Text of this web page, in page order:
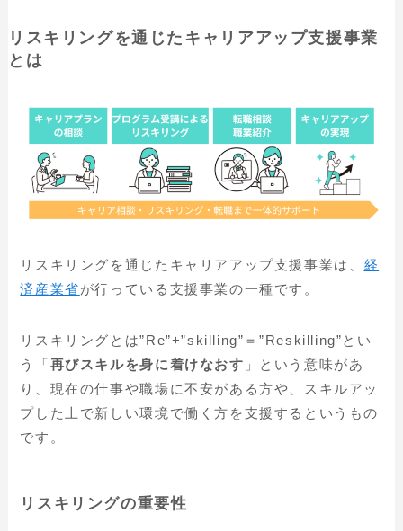
リスキリングを通じたキャリアアップ支援事業
とは
リスキリングを通じたキャリアアップ支援事業は、 経
済産業省が行っている支援事業の一種です。
リスキリングとは”Re”+”skilling”＝”Reskilling”とい
う「再びスキルを身に着けなおす 」という意味があ
り、現在の仕事や職場に不安がある方や、スキルアッ
プした上で新しい環境で働く方を支援するというもの
です。
リスキリングの重要性